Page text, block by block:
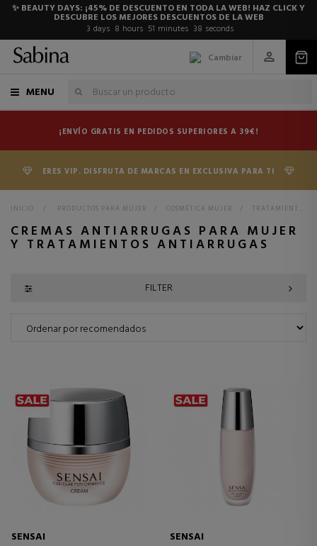
✨ BEAUTY DAYS: ¡45% DE DESCUENTO EN TODA LA WEB! HAZ CLICK Y
DESCUBRE LOS MEJORES DESCUENTOS DE LA WEB
3 days 8 hours 51 minutes 36 seconds
Cambiar
MENU
¡ENVÍO GRATIS EN PEDIDOS SUPERIORES A 39€!
ERES VIP. DISFRUTA DE MARCAS EN EXCLUSIVA PARA TI
INICIO > PRODUCTOS PARA MUJER > COSMÉTICA MUJER > TRATAMIENTOS MUJER
CREMAS ANTIARRUGAS PARA MUJER
Y TRATAMIENTOS ANTIARRUGAS
FILTER
SENSAI
SENSAI